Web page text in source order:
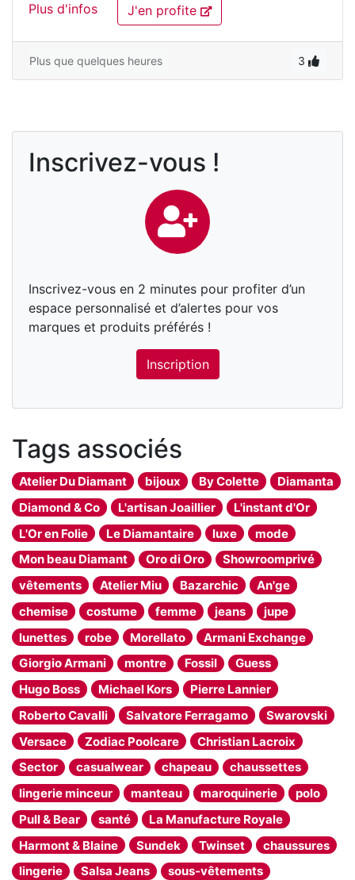
Plus d'infos J'en profite
Plus que quelques heures 3
Inscrivez-vous !
Inscrivez-vous en 2 minutes pour profiter d’un
espace personnalisé et d’alertes pour vos
marques et produits préférés !
Inscription
Tags associés
Atelier Du Diamant bijoux By Colette
Diamanta
Diamond & Co
L'artisan Joaillier
L'instant d'Or
L'Or en Folie
Le Diamantaire luxe
mode
Mon beau Diamant
Oro di Oro
Showroomprivé
vêtements
Atelier Miu Bazarchic
An'ge
chemise
costume femme jeans
jupe
lunettes
robe Morellato
Armani Exchange
Giorgio Armani
montre Fossil
Guess
Hugo Boss
Michael Kors
Pierre Lannier
Roberto Cavalli
Salvatore Ferragamo
Swarovski
Versace
Zodiac Poolcare
Christian Lacroix
Sector
casualwear chapeau
chaussettes
lingerie minceur
manteau maroquinerie
polo
Pull & Bear
santé
La Manufacture Royale
Harmont & Blaine
Sundek Twinset
chaussures
lingerie
Salsa Jeans
sous-vêtements